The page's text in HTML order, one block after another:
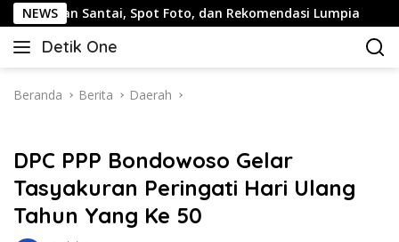
Langsung
ke
konten
NEWSSpot Foto, dan Rekomendasi Lumpia Panduan
Detik One
Tajam
Fakta
Beranda Berita Daerah
DPC PPP Bondowoso Gelar
Tasyakuran Peringati Hari Ulang
Tahun Yang Ke 50